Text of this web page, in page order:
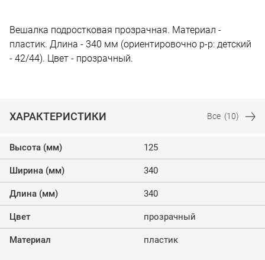
Вешалка подростковая прозрачная. Материал -
пластик. Длина - 340 мм (ориентировочно р-р: детский
- 42/44). Цвет - прозрачный.
ХАРАКТЕРИСТИКИ Все (10)
Высота (мм) 125
Ширина (мм) 340
Длина (мм) 340
Цвет прозрачный
Материал пластик